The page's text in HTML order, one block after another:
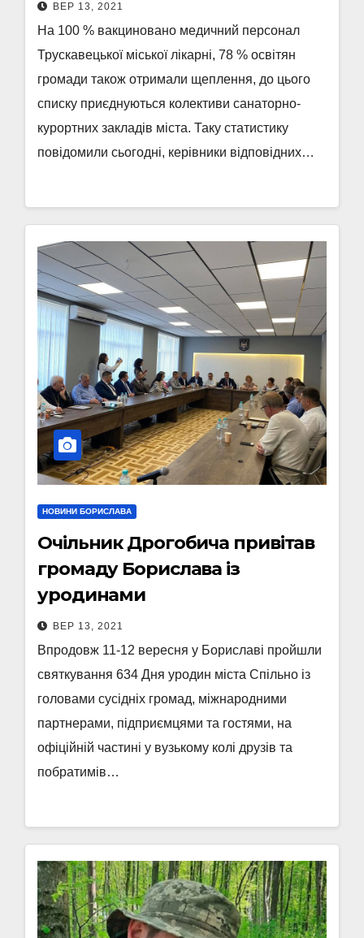
ВЕР 13, 2021
На 100 % вакциновано медичний персонал
Трускавецької міської лікарні, 78 % освітян
громади також отримали щеплення, до цього
списку приєднуються колективи санаторно-
курортних закладів міста. Таку статистику
повідомили сьогодні, керівники відповідних…
НОВИНИ БОРИСЛАВА
Очільник Дрогобича привітав
громаду Борислава із
уродинами
ВЕР 13, 2021
Впродовж 11-12 вересня у Бориславі пройшли
святкування 634 Дня уродин міста Спільно із
головами сусідніх громад, міжнародними
партнерами, підприємцями та гостями, на
офіційній частині у вузькому колі друзів та
побратимів…